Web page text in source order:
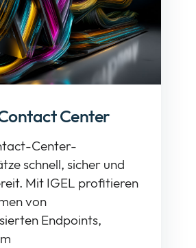
Center
Center-
schnell, sicher und
Mit IGEL profitieren
von
Endpoints,